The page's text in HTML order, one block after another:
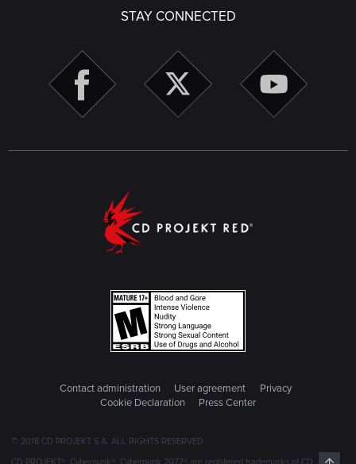
STAY CONNECTED
Contact administration User agreement
Privacy
Cookie Declaration
Press Center
© 2018 CD PROJEKT S.A. ALL RIGHTS RESERVED